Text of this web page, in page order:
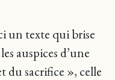
un texte qui brise
auspices d’une
du sacrifice », celle